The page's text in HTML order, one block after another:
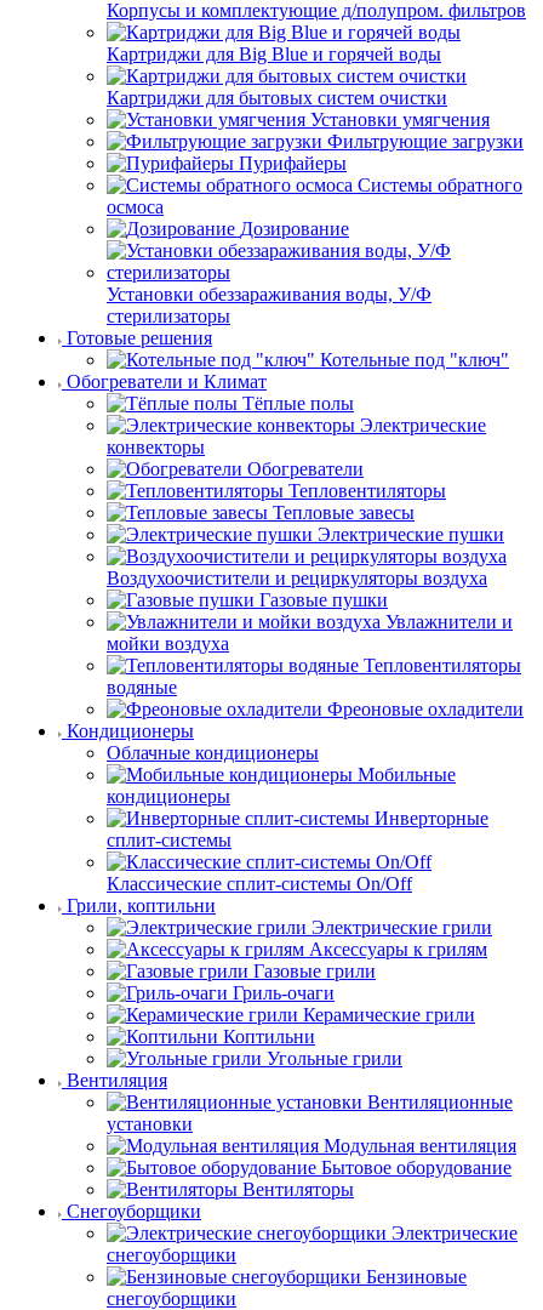
Корпусы и комплектующие д/полупром. фильтров
Картриджи для Big Blue и горячей воды
Картриджи для бытовых систем очистки
Установки умягчения
Фильтрующие загрузки
Пурифайеры
Системы обратного
осмоса
Дозирование
Установки обеззараживания воды, У/Ф
стерилизаторы
Готовые решения
Котельные под "ключ"
Обогреватели и Климат
Тёплые полы
Электрические
конвекторы
Обогреватели
Тепловентиляторы
Тепловые завесы
Электрические пушки
Воздухоочистители и рециркуляторы воздуха
Газовые пушки
Увлажнители и
мойки воздуха
Тепловентиляторы
водяные
Фреоновые охладители
Кондиционеры
Облачные кондиционеры
Мобильные
кондиционеры
Инверторные
сплит-системы
Классические сплит-системы On/Off
Грили, коптильни
Электрические грили
Аксессуары к грилям
Газовые грили
Гриль-очаги
Керамические грили
Коптильни
Угольные грили
Вентиляция
Вентиляционные
установки
Модульная вентиляция
Бытовое оборудование
Вентиляторы
Снегоуборщики
Электрические
снегоуборщики
Бензиновые
снегоуборщики